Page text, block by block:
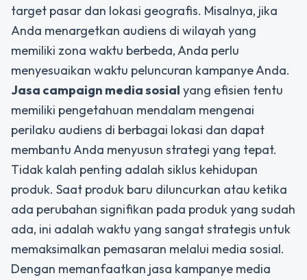
target pasar dan lokasi geografis. Misalnya, jika
Anda menargetkan audiens di wilayah yang
memiliki zona waktu berbeda, Anda perlu
menyesuaikan waktu peluncuran kampanye Anda.
Jasa campaign media sosial yang efisien tentu
memiliki pengetahuan mendalam mengenai
perilaku audiens di berbagai lokasi dan dapat
membantu Anda menyusun strategi yang tepat.
Tidak kalah penting adalah siklus kehidupan
produk. Saat produk baru diluncurkan atau ketika
ada perubahan signifikan pada produk yang sudah
ada, ini adalah waktu yang sangat strategis untuk
memaksimalkan pemasaran melalui media sosial.
Dengan memanfaatkan jasa kampanye media